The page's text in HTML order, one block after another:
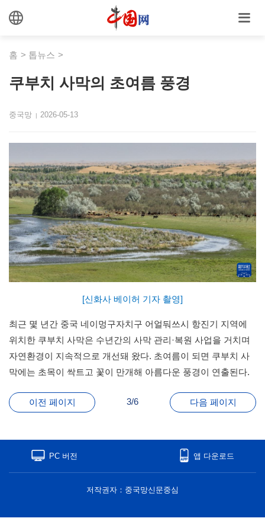
홈 > 톱뉴스 >
쿠부치 사막의 초여름 풍경
중국망 | 2026-05-13
[신화사 베이허 기자 촬영]
최근 몇 년간 중국 네이멍구자치구 어얼둬쓰시 항진기 지역에
위치한 쿠부치 사막은 수년간의 사막 관리·복원 사업을 거치며
자연환경이 지속적으로 개선돼 왔다. 초여름이 되면 쿠부치 사
막에는 초목이 싹트고 꽃이 만개해 아름다운 풍경이 연출된다.
이전 페이지 3/6 다음 페이지
PC 버전 앱 다운로드
저작권자：중국망신문중심